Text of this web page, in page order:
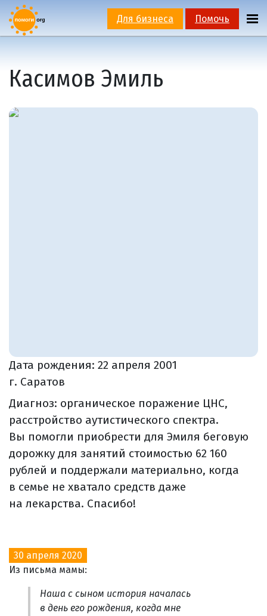
Для бизнеса Помочь
Касимов Эмиль
Дата рождения: 22 апреля 2001
г. Саратов
Диагноз: органическое поражение ЦНС,
расстройство аутистического спектра.
Вы помогли приобрести для Эмиля беговую
дорожку для занятий стоимостью 62 160
рублей и поддержали материально, когда
в семье не хватало средств даже
на лекарства. Спасибо!
30 апреля 2020
Из письма мамы:
Наша с сыном история началась
в день его рождения, когда мне